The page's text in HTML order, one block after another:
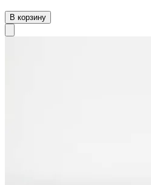
В корзину